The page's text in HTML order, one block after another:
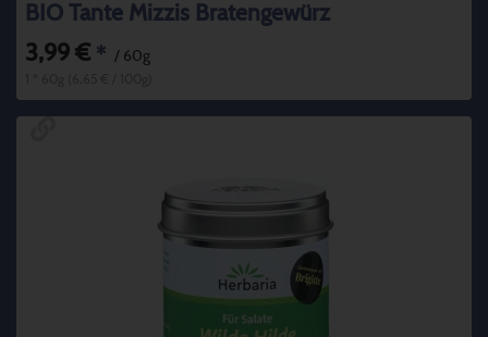
BIO Tante Mizzis Bratengewürz
3,99 € * / 60g